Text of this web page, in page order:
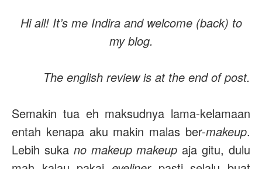
Hi all! It’s me Indira and welcome (back) to
my blog.
The english review is at the end of post.
Semakin tua eh maksudnya lama-kelamaan
entah kenapa aku makin malas ber-makeup.
Lebih suka no makeup makeup aja gitu, dulu